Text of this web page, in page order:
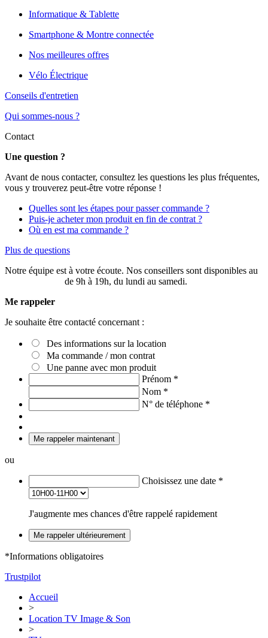
Informatique & Tablette
Smartphone & Montre connectée
Nos meilleures offres
Vélo Électrique
Conseils d'entretien
Qui sommes-nous ?
Contact
Une question ?
Avant de nous contacter, consultez les questions les plus fréquentes,
vous y trouverez peut-être votre réponse !
Quelles sont les étapes pour passer commande ?
Puis-je acheter mon produit en fin de contrat ?
Où en est ma commande ?
Plus de questions
Notre équipe est à votre écoute. Nos conseillers sont disponibles au
de 9h à 19h, du lundi au samedi.
Me rappeler
Je souhaite être contacté concernant :
Des informations sur la location
Ma commande / mon contrat
Une panne avec mon produit
Prénom *
Nom *
N° de téléphone *
Me rappeler maintenant
ou
Choisissez une date *
J'augmente mes chances d'être rappelé rapidement
Me rappeler ultérieurement
*Informations obligatoires
Trustpilot
Accueil
>
Location TV Image & Son
>